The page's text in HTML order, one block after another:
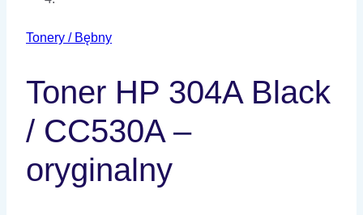
Tonery / Bębny
Toner HP 304A Black
/ CC530A –
oryginalny